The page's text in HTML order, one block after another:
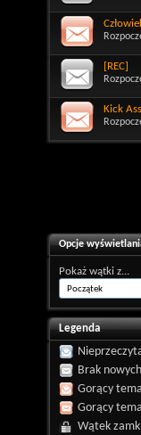
[REC]
Kick Ass
Opcje
Pokaż wątki z...
Legenda
Brak
Gorący
Gorący
Wątek